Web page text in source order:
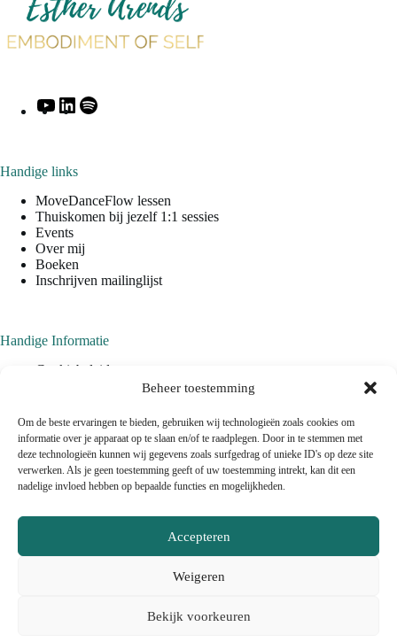
Beheer toestemming
Om de beste ervaringen te bieden, gebruiken wij technologieën zoals cookies om
informatie over je apparaat op te slaan en/of te raadplegen. Door in te stemmen met
deze technologieën kunnen wij gegevens zoals surfgedrag of unieke ID's op deze site
verwerken. Als je geen toestemming geeft of uw toestemming intrekt, kan dit een
nadelige invloed hebben op bepaalde functies en mogelijkheden.
Accepteren
Weigeren
Bekijk voorkeuren
Handige links
MoveDanceFlow lessen
Thuiskomen bij jezelf 1:1 sessies
Events
Over mij
Boeken
Inschrijven mailinglijst
Handige Informatie
Cookiebeleid
info@estherarends.com